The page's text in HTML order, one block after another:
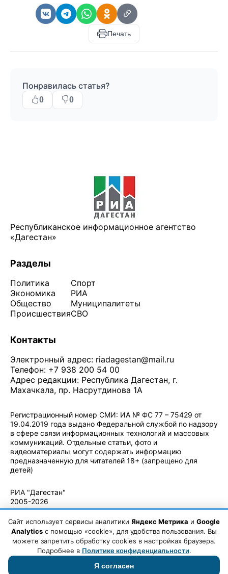
Печать
Понравилась статья?
0 0
Республиканское информационное агентство
«Дагестан»
Разделы
Политика
Экономика
Общество
Происшествия
Спорт
РИА
Муниципалитеты
СВО
Контакты
Электронный адрес: riadagestan@mail.ru
Телефон: +7 938 200 54 00
Адрес редакции: Республика Дагестан, г.
Махачкала, пр. Насрутдинова 1А
Регистрационный номер СМИ: ИА № ФС 77 – 75429 от
19.04.2019 года выдано Федеральной службой по надзору
в сфере связи информационных технологий и массовых
коммуникаций. Отдельные статьи, фото и
видеоматериалы могут содержать информацию
предназначенную для читателей 18+ (запрещено для
детей)
РИА "Дагестан"
2005-2026
© - Правила
использования
материалов.
Авторские
Сайт использует сервисы аналитики Яндекс Метрика и Google
Analytics с помощью «cookie», для удобства пользования. Вы
можете запретить обработку cookies в настройках браузера.
Подробнее в Политике конфиденциальности.
Я согласен